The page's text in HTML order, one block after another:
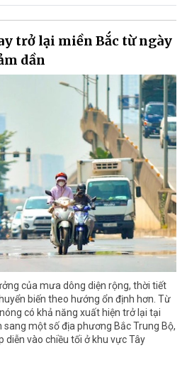
trở lại miền Bắc từ ngày
dần
của mưa dông diện rộng, thời tiết
biến theo hướng ổn định hơn. Từ
có khả năng xuất hiện trở lại tại
sang một số địa phương Bắc Trung Bộ,
vào chiều tối ở khu vực Tây